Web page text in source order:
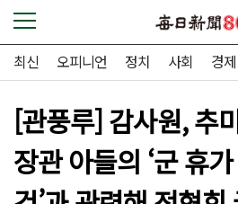
최신 오피니언 정치 사회 경제
[관풍루] 감사원, 추
장관 아들의 ‘군 휴